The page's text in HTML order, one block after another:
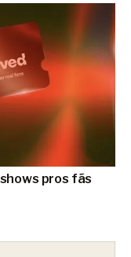
pros fãs